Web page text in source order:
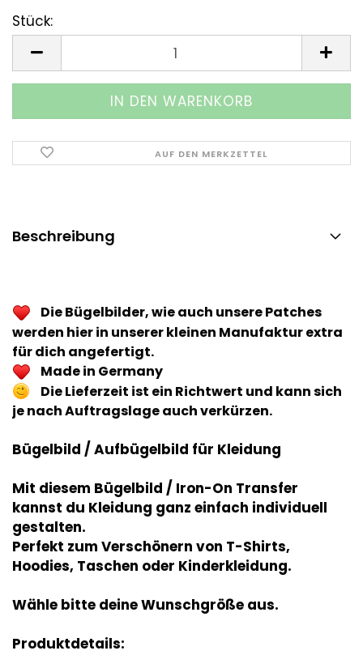
Stück:
AUF DEN MERKZETTEL
Beschreibung
Die Bügelbilder, wie auch unsere Patches
werden hier in unserer kleinen Manufaktur extra
für dich angefertigt.
Made in Germany
Die Lieferzeit ist ein Richtwert und kann sich
je nach Auftragslage auch verkürzen.
Bügelbild / Aufbügelbild für Kleidung
Mit diesem Bügelbild / Iron-On Transfer
kannst du Kleidung ganz einfach individuell
gestalten.
Perfekt zum Verschönern von T-Shirts,
Hoodies, Taschen oder Kinderkleidung.
Wähle bitte deine Wunschgröße aus.
Produktdetails: